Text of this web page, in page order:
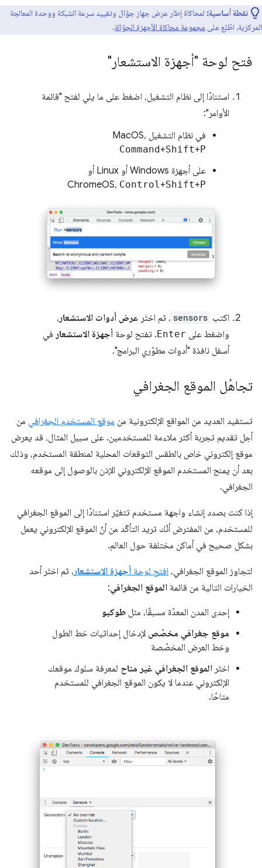
نقطة أساسية: لمحاكاة إطار عرض جهاز جوّال وتقييد سرعة الشبكة ووحدة المعالجة
المركزية، اطّلِع على مجموعة محاكاة الأجهزة الجوّالة.
فتح لوحة "أجهزة الاستشعار"
استنادًا إلى نظام التشغيل، اضغط على ما يلي لفتح "قائمة
الأوامر":
في نظام التشغيل MacOS،
Command+Shift+P
على أجهزة Windows أو Linux أو
ChromeOS، Control+Shift+P
اكتب sensors ، ثم اختَر عرض أدوات الاستشعار ،
واضغط على Enter. تفتح لوحة أجهزة الاستشعار في
أسفل نافذة "أدوات مطوّري البرامج".
تجاهُل الموقع الجغرافي
تستفيد العديد من المواقع الإلكترونية من موقع المستخدم الجغرافي من
أجل تقديم تجربة أكثر ملاءمة للمستخدمين. على سبيل المثال، قد يعرض
موقع إلكتروني خاص بالطقس التوقعات المحلية لمنطقة المستخدم، وذلك
بعد أن يمنح المستخدم الموقع الإلكتروني الإذن بالوصول إلى موقعه
الجغرافي.
إذا كنت بصدد إنشاء واجهة مستخدم تتغيّر استنادًا إلى الموقع الجغرافي
للمستخدم، من المفترض أنّك تريد التأكّد من أنّ الموقع الإلكتروني يعمل
بشكل صحيح في أماكن مختلفة حول العالم.
لتجاوز الموقع الجغرافي، افتح لوحة أجهزة الاستشعار ، ثم اختَر أحد
الخيارات التالية من قائمة الموقع الجغرافي:
إحدى المدن المعدّة مسبقًا، مثل طوكيو
موقع جغرافي مخصّص لإدخال إحداثيات خط الطول
وخط العرض المخصّصة
اختَر الموقع الجغرافي غير متاح لمعرفة سلوك موقعك
الإلكتروني عندما لا يكون الموقع الجغرافي للمستخدم
متاحًا.